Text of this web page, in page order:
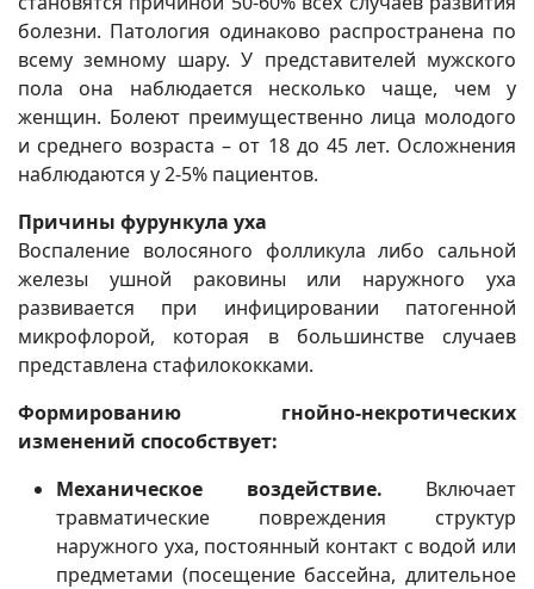
болезни. Патология одинаково распространена по
всему земному шару. У представителей мужского
пола она наблюдается несколько чаще, чем у
женщин. Болеют преимущественно лица молодого
и среднего возраста – от 18 до 45 лет. Осложнения
наблюдаются у 2-5% пациентов.
Причины фурункула уха
Воспаление волосяного фолликула либо сальной
железы ушной раковины или наружного уха
развивается при инфицировании патогенной
микрофлорой, которая в большинстве случаев
представлена стафилококками.
Формированию гнойно-некротических
изменений способствует:
Механическое воздействие. Включает
травматические повреждения структур
наружного уха, постоянный контакт с водой или
предметами (посещение бассейна, длительное